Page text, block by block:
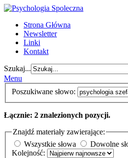
Strona Główna
Newsletter
Linki
Kontakt
Szukaj...
Menu
Poszukiwane słowo:
Łącznie: 2 znalezionych pozycji.
Znajdź materiały zawierające:
Wszystkie słowa
Dowolne
Kolejność: